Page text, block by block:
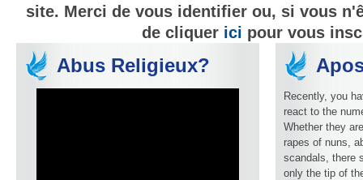
site. Merci de vous identifier ou, si vous
de cliquer ici pour vous
Abus Religieux?
Recently, you
react to the
Whether they
rapes of nuns,
scandals, there
only the tip of